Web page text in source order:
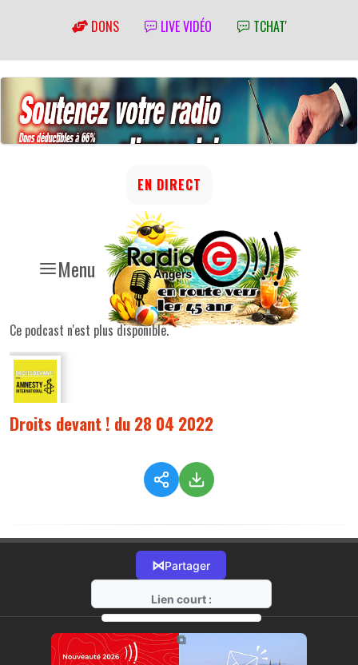
DONS LIVE VIDÉO TCHAT'
Menu
EN DIRECT
Ce podcast n'est plus disponible.
Droits devant ! du 28 04 2022
⋈Partager
Lien court :
https://radio-g.fr?8185
⧉